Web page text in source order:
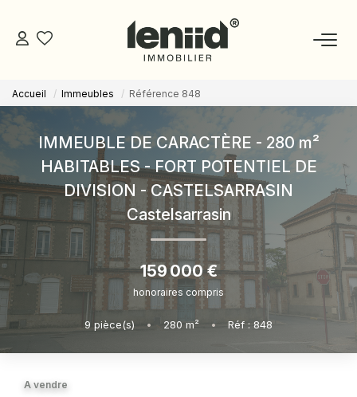
NOS BIENS
ESTIMATION
NOS CONSEILLERS
DEVENIR MANDATAIRE
ESPACE MANDATAIRE
Accueil Immeubles Référence 848
IMMEUBLE DE CARACTÈRE - 280 m²
HABITABLES - FORT POTENTIEL DE
DIVISION - CASTELSARRASIN
Castelsarrasin
159 000 €
honoraires compris
9 pièce(s) • 280 m² • Réf : 848
A vendre